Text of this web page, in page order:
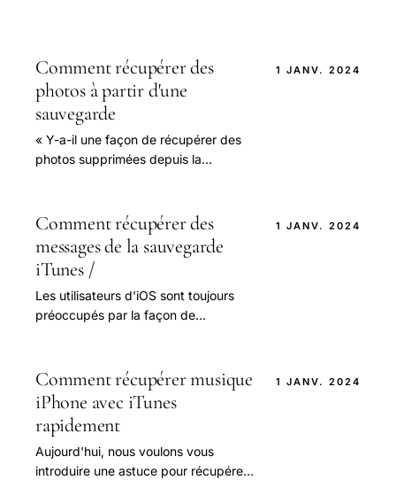
Comment récupérer des
photos à partir d'une
sauvegarde
« Y-a-il une façon de récupérer des
photos supprimées depuis la
1 JANV. 2024
Comment récupérer des
messages de la sauvegarde
iTunes /
Les utilisateurs d'iOS sont toujours
préoccupés par la façon de
1 JANV. 2024
Comment récupérer musique
iPhone avec iTunes
rapidement
Aujourd'hui, nous voulons vous
introduire une astuce pour récupérer
1 JANV. 2024